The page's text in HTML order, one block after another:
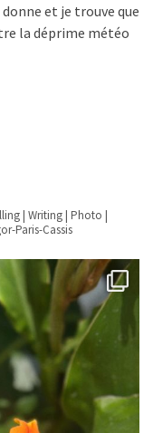
et je trouve que
la déprime météo
| Writing | Photo |
Paris-Cassis